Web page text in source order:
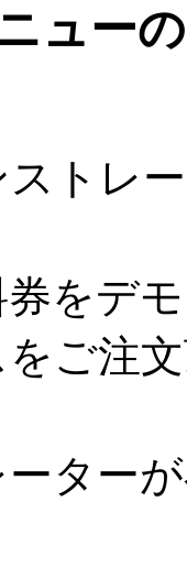
ュー
トレ
をデ
ご注
ター